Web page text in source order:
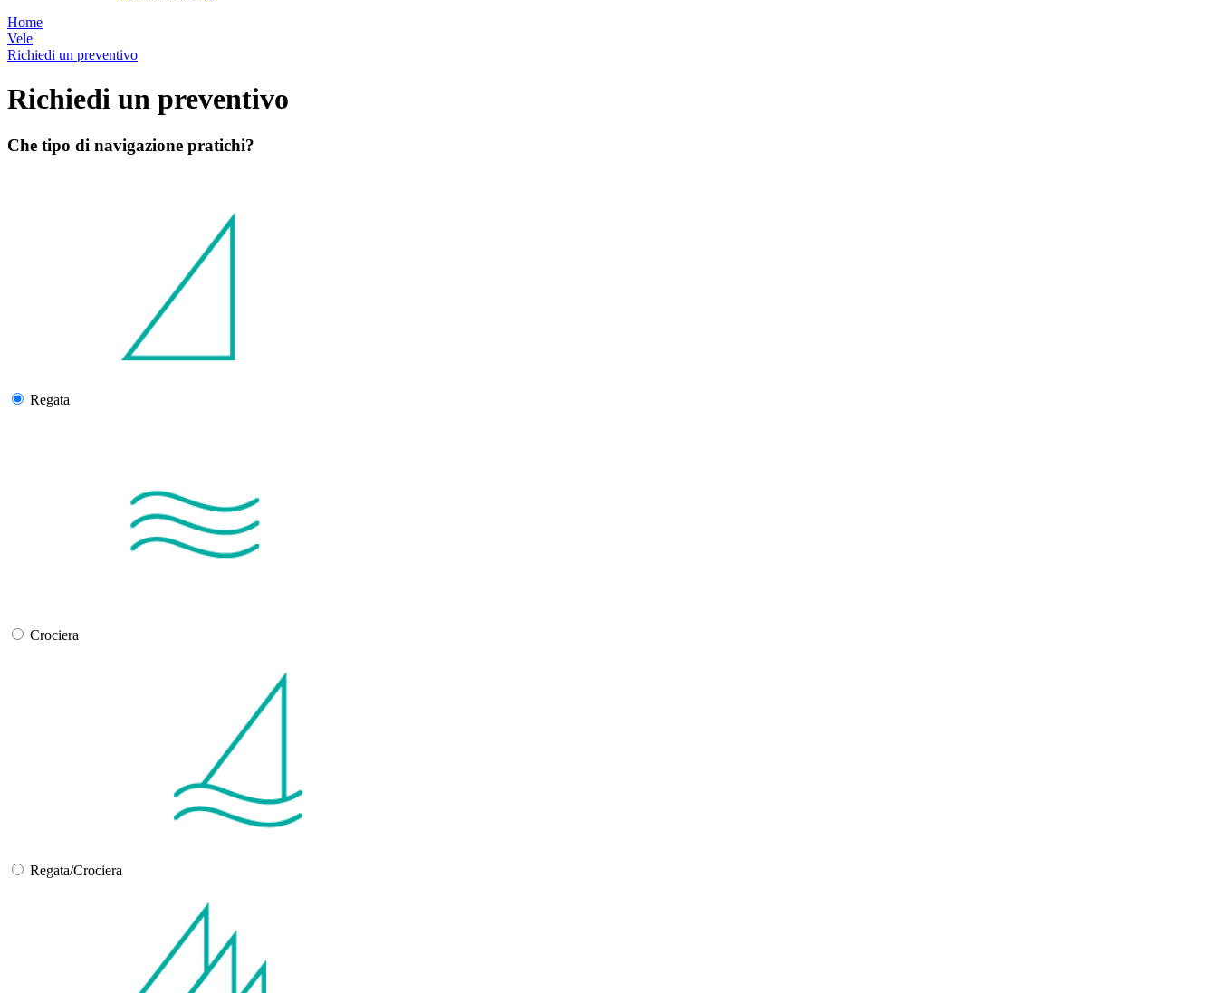
Home
Vele
Richiedi un preventivo
Richiedi un preventivo
Che tipo di navigazione pratichi?
Regata
Crociera
Regata/Crociera